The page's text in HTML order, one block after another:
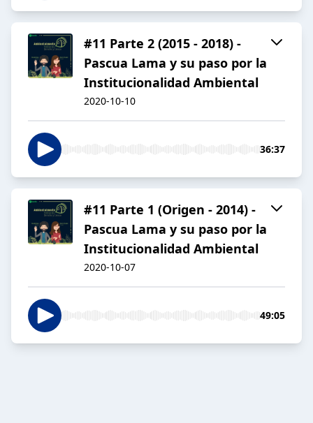
#11 Parte 2 (2015 - 2018) -
Pascua Lama y su paso por la
Institucionalidad Ambiental
2020-10-10
36:37
#11 Parte 1 (Origen - 2014) -
Pascua Lama y su paso por la
Institucionalidad Ambiental
2020-10-07
49:05